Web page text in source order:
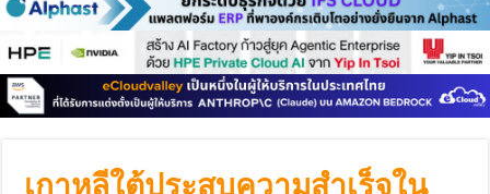
เกาหลีใต้ประสบความสำเร็จใน